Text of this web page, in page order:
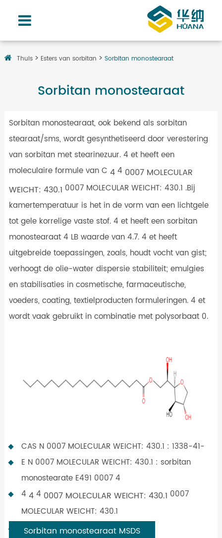
Thuis Esters van sorbitan Sorbitan monostearaat
Sorbitan monostearaat
Sorbitan monostearaat, ook bekend als sorbitan
stearaat/sms, wordt gesynthetiseerd door verestering
van sorbitan met stearinezuur. 4 et heeft een
moleculaire formule van C 4 4 0007 MOLECULAR
WEICHT: 430.1 0007 MOLECULAR WEICHT: 430.1 .Bij
kamertemperatuur is het in de vorm van een lichtgele
tot gele korrelige vaste stof. 4 et heeft een sorbitan
monostearaat 4 LB waarde van 4.7. 4 et heeft
uitgebreide toepassingen, zoals, houdt vocht van gist;
verhoogt de olie-water dispersie stabiliteit; emulgies
en stabilisaties in cosmetische, farmaceutische,
voeders, coating, textielproducten formuleringen. 4 et
wordt vaak gebruikt in combinatie met polysorbaat 0.
CAS N 0007 MOLECULAR WEICHT: 430.1 : 1338-41-
E N 0007 MOLECULAR WEICHT: 430.1 : sorbitan
monostearate E491 0007 4
4 4 4 0007 MOLECULAR WEICHT: 430.1 0007
MOLECULAR WEICHT: 430.1
Sorbitan monostearaat MSDS